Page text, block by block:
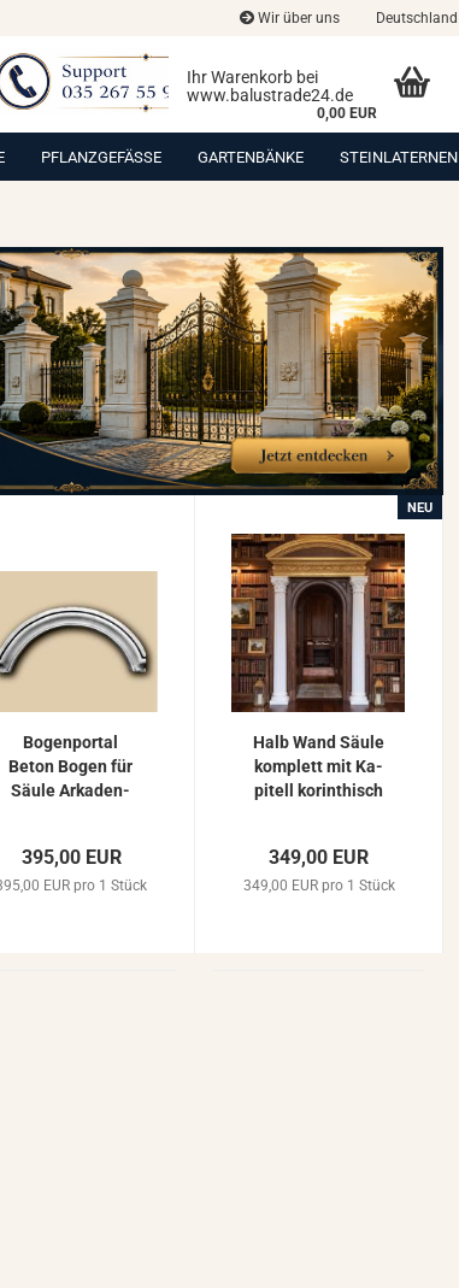
Wir über uns Deutschland
Ihr Warenkorb bei
www.balustrade24.de
0,00 EUR
PFLANZGEFÄSSE GARTENBÄNKE STEINLATERNEN
Bo­gen­por­tal
Beton Bogen für
Säule Ar­ka­den­
395,00 EUR
EUR pro 1 Stück
NEU
Halb Wand Säule
kom­plett mit Ka­
pi­tell ko­rin­thisch
349,00 EUR
349,00 EUR pro 1 Stück